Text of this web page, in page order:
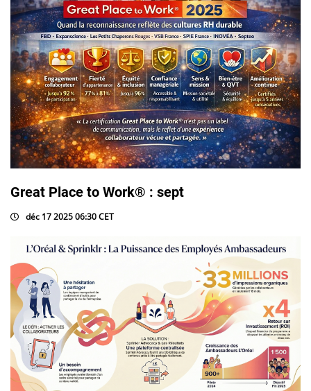
Great Place to Work® : sept
déc 17 2025 06:30 CET